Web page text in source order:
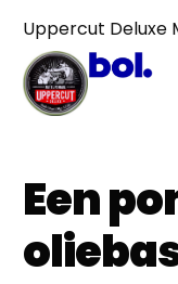
Uppercut Deluxe
Een